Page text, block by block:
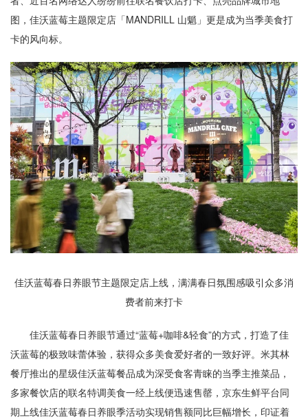
图，佳沃蓝莓主题限定店「MANDRILL 山魈」更是成为当季美食打
卡的风向标。
佳沃蓝莓春日养眼节主题限定店上线，满满春日氛围感吸引众多消
费者前来打卡
佳沃蓝莓春日养眼节通过“蓝莓+咖啡&轻食”的方式，打造了佳
沃蓝莓的极致味蕾体验，获得众多美食爱好者的一致好评。米其林
餐厅推出的星级佳沃蓝莓餐品成为深受食客青睐的当季主推菜品，
多家餐饮店的联名特调美食一经上线便迅速售罄，京东生鲜平台同
期上线佳沃蓝莓春日养眼季活动实现销售额同比巨幅增长，印证着